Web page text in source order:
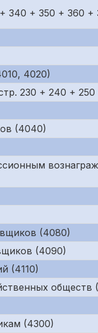
340 + 350 + 360 +
4020)
230 + 240 +
(4040)
(4080)
(4090)
(4110)
обществ
(4300)